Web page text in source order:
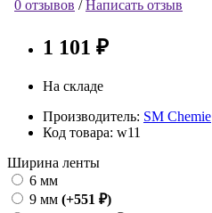
0 отзывов /Написать отзыв
1 101 ₽
На складе
Производитель: SM Chemie
Код товара: w11
Ширина ленты
6 мм
9 мм (+551 ₽)